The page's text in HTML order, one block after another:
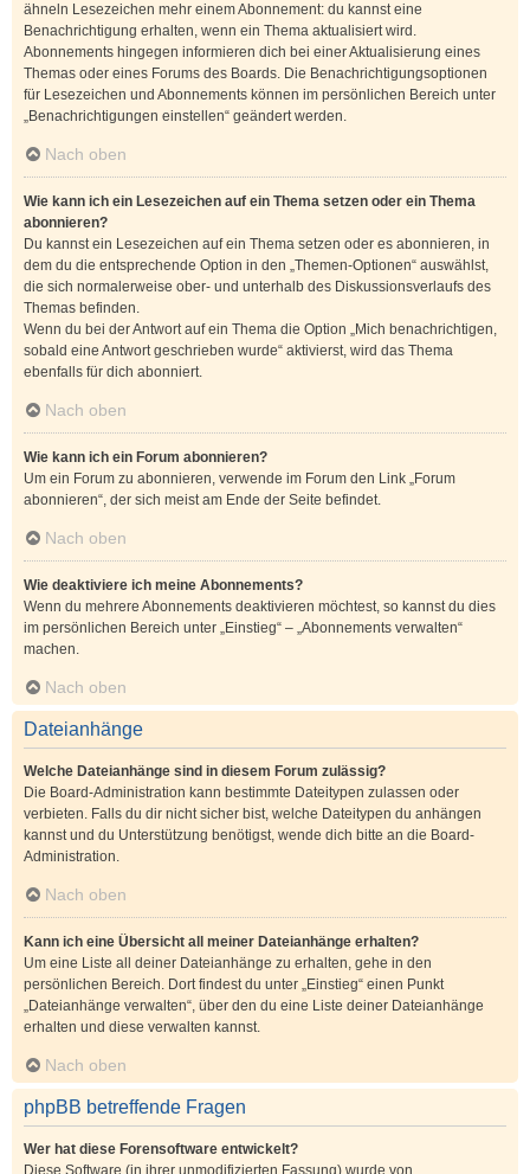
ähneln Lesezeichen mehr einem Abonnement: du kannst eine
Benachrichtigung erhalten, wenn ein Thema aktualisiert wird.
Abonnements hingegen informieren dich bei einer Aktualisierung eines
Themas oder eines Forums des Boards. Die Benachrichtigungsoptionen
für Lesezeichen und Abonnements können im persönlichen Bereich unter
„Benachrichtigungen einstellen“ geändert werden.
Nach oben
Wie kann ich ein Lesezeichen auf ein Thema setzen oder ein Thema
abonnieren?
Du kannst ein Lesezeichen auf ein Thema setzen oder es abonnieren, in
dem du die entsprechende Option in den „Themen-Optionen“ auswählst,
die sich normalerweise ober- und unterhalb des Diskussionsverlaufs des
Themas befinden.
Wenn du bei der Antwort auf ein Thema die Option „Mich benachrichtigen,
sobald eine Antwort geschrieben wurde“ aktivierst, wird das Thema
ebenfalls für dich abonniert.
Nach oben
Wie kann ich ein Forum abonnieren?
Um ein Forum zu abonnieren, verwende im Forum den Link „Forum
abonnieren“, der sich meist am Ende der Seite befindet.
Nach oben
Wie deaktiviere ich meine Abonnements?
Wenn du mehrere Abonnements deaktivieren möchtest, so kannst du dies
im persönlichen Bereich unter „Einstieg“ – „Abonnements verwalten“
machen.
Nach oben
Dateianhänge
Welche Dateianhänge sind in diesem Forum zulässig?
Die Board-Administration kann bestimmte Dateitypen zulassen oder
verbieten. Falls du dir nicht sicher bist, welche Dateitypen du anhängen
kannst und du Unterstützung benötigst, wende dich bitte an die Board-
Administration.
Nach oben
Kann ich eine Übersicht all meiner Dateianhänge erhalten?
Um eine Liste all deiner Dateianhänge zu erhalten, gehe in den
persönlichen Bereich. Dort findest du unter „Einstieg“ einen Punkt
„Dateianhänge verwalten“, über den du eine Liste deiner Dateianhänge
erhalten und diese verwalten kannst.
Nach oben
phpBB betreffende Fragen
Wer hat diese Forensoftware entwickelt?
Diese Software (in ihrer unmodifizierten Fassung) wurde von